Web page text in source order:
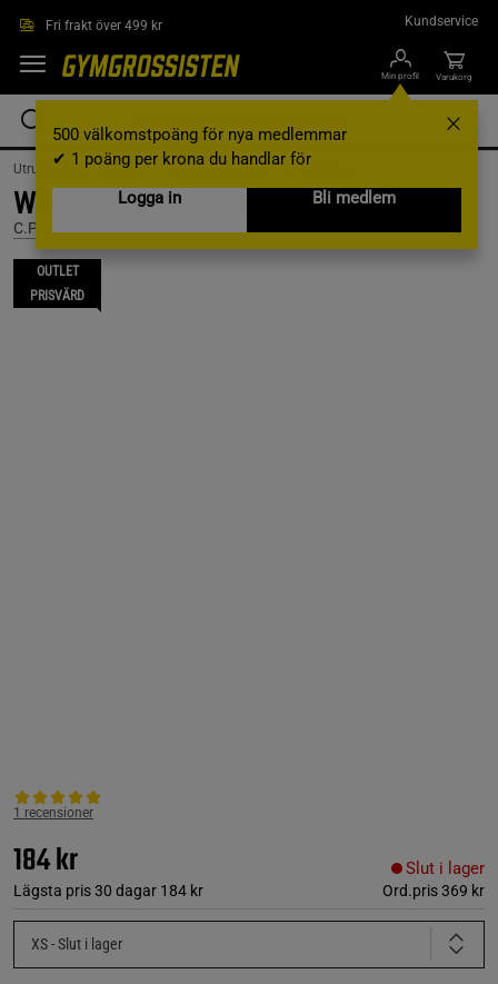
Fri frakt över 499 kr Kundservice
Min profil
500 välkomstpoäng för nya medlemmar
✔ 1 poäng per krona du handlar för
Logga in
Bli medlem
Varukorg
Utrustning & Tillbehör / Träningsutrustning / Lyftarbälten
Wide Lifting Belt, Black, XS
C.P. Sports
OUTLET
PRISVÄRD
1 recensioner
184 kr
Lägsta pris 30 dagar 184 kr Ord.pris369 kr
Slut i lager
XS- Slut i lager